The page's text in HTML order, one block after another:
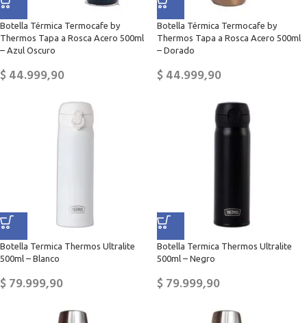
Botella Térmica Termocafe by
Thermos Tapa a Rosca Acero 500ml
– Azul Oscuro
$44.999,90
Botella Térmica Termocafe by
Thermos Tapa a Rosca Acero 500ml
– Dorado
$44.999,90
Botella Termica Thermos Ultralite
500ml – Blanco
$79.999,90
Botella Termica Thermos Ultralite
500ml – Negro
$79.999,90